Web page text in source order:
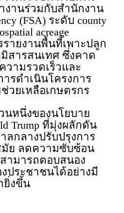
งานร่วมกับสำนักงาน
(FSA) ระดับ county
acreage
รายงานพื้นที่เพาะปลูก
สารสนเทศ ซึ่งคาด
วามรวดเร็วและ
รดำเนินโครงการ
วยเหลือเกษตรกร
นหนึ่งของนโยบาย
Trump ที่มุ่งผลักดัน
ลกลางปรับปรุงการ
ย ลดความซับซ้อน
ามารถตอบสนอง
ประชาชนได้อย่างมี
ยิ่งขึ้น